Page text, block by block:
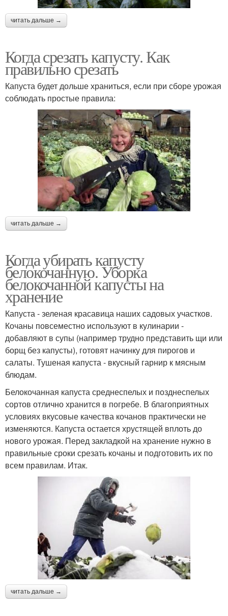
читать дальше →
Когда срезать капусту. Как
правильно срезать
Капуста будет дольше храниться, если при сборе урожая
соблюдать простые правила:
читать дальше →
Когда убирать капусту
белокочанную. Уборка
белокочанной капусты на
хранение
Капуста - зеленая красавица наших садовых участков.
Кочаны повсеместно используют в кулинарии -
добавляют в супы (например трудно представить щи или
борщ без капусты), готовят начинку для пирогов и
салаты. Тушеная капуста - вкусный гарнир к мясным
блюдам.
Белокочанная капуста среднеспелых и позднеспелых
сортов отлично хранится в погребе. В благоприятных
условиях вкусовые качества кочанов практически не
изменяются. Капуста остается хрустящей вплоть до
нового урожая. Перед закладкой на хранение нужно в
правильные сроки срезать кочаны и подготовить их по
всем правилам. Итак.
читать дальше →